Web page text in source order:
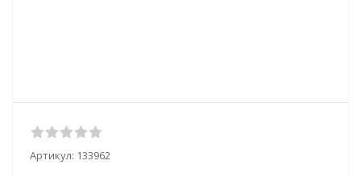
Артикул: 133962